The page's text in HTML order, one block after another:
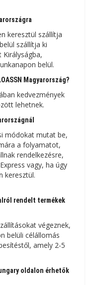
keresztül szállítja
szállítja ki
Királyságba,
belül.
Magyarország?
kedvezmények
lehetnek.
módokat mutat be,
a folyamatot,
rendelkezésre,
vagy, ha úgy
keresztül.
rendelt termékek
végeznek,
belüli célállomás
amely 2-5
oldalon érhetők